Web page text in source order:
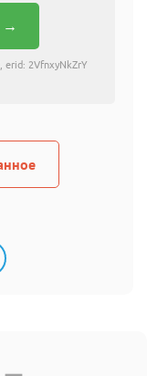
→
2VfnxyNkZrY